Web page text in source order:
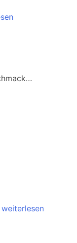
weiterlesen